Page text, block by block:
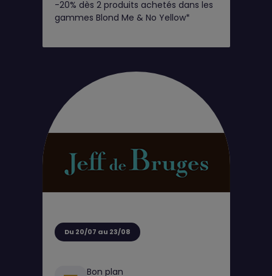
Club
-20% dès 2 produits achetés dans les
gammes Blond Me & No Yellow*
Du 20/07 au 23/08
Bon plan